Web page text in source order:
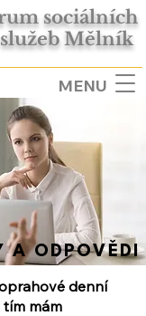
sociálních
služeb Mělník
MENU
A ODPOVĚDI
denní
tím mám